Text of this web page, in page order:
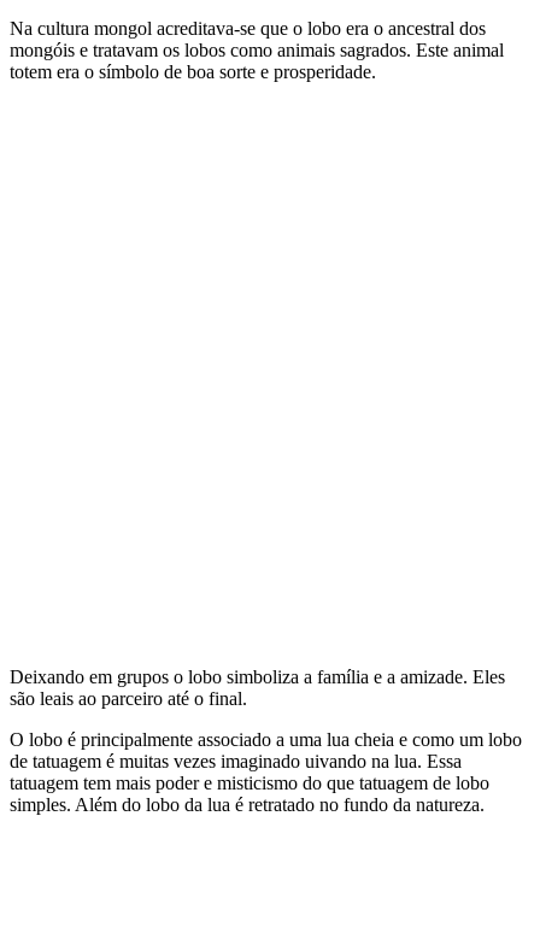
Na cultura mongol acreditava-se que o lobo era o ancestral dos
mongóis e tratavam os lobos como animais sagrados. Este animal
totem era o símbolo de boa sorte e prosperidade.
Deixando em grupos o lobo simboliza a família e a amizade. Eles
são leais ao parceiro até o final.
O lobo é principalmente associado a uma lua cheia e como um lobo
de tatuagem é muitas vezes imaginado uivando na lua. Essa
tatuagem tem mais poder e misticismo do que tatuagem de lobo
simples. Além do lobo da lua é retratado no fundo da natureza.